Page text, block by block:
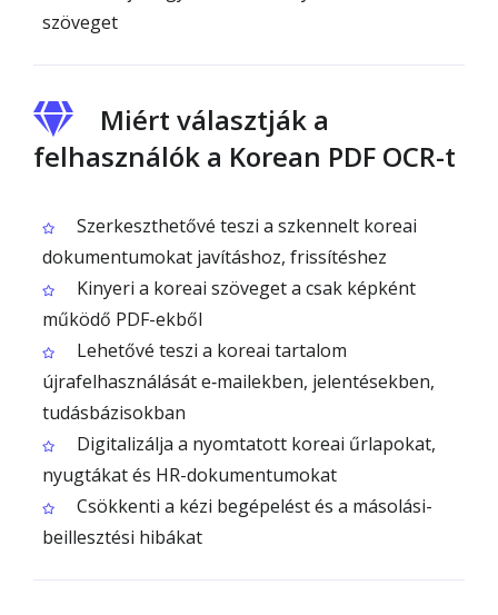
szöveget
Miért választják a
felhasználók a Korean PDF OCR-t
Szerkeszthetővé teszi a szkennelt koreai
dokumentumokat javításhoz, frissítéshez
Kinyeri a koreai szöveget a csak képként
működő PDF-ekből
Lehetővé teszi a koreai tartalom
újrafelhasználását e‑mailekben, jelentésekben,
tudásbázisokban
Digitalizálja a nyomtatott koreai űrlapokat,
nyugtákat és HR-dokumentumokat
Csökkenti a kézi begépelést és a másolási-
beillesztési hibákat